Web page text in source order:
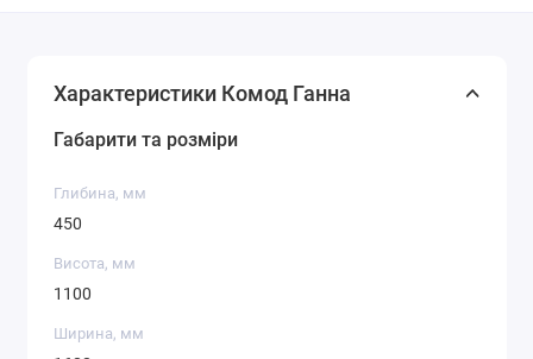
Характеристики Комод Ганна
Габарити та розміри
Глибина, мм
450
Висота, мм
1100
Ширина, мм